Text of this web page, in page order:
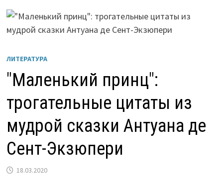
ЛИТЕРАТУРА
"Маленький принц":
трогательные цитаты из
мудрой сказки Антуана де
Сент-Экзюпери
18.03.2020